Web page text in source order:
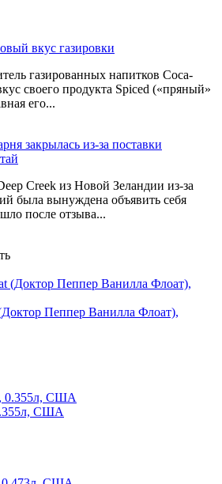
вкус газировки
газированных напитков Coca-
своего продукта Spiced («пряный»
его...
закрылась из-за поставки
Creek из Новой Зеландии из-за
была вынуждена объявить себя
после отзыва...
Пеппер Ванилла Флоат),
США